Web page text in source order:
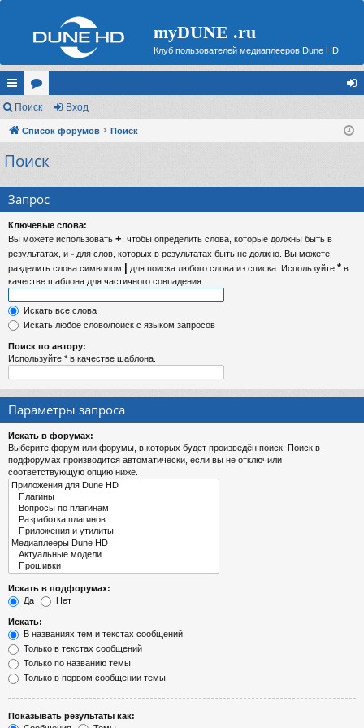
myDUNE .ru
Клуб пользователей медиаплееров Dune HD
с
ы
лк
ор
ум д
Поиск Вход
Список форумов Поиск
Поиск
Запрос
Ключевые слова:
Вы можете использовать + , чтобы определить слова, которые должны быть в
результатах, и - для слов, которых в результатах быть не должно. Вы можете
разделить слова символом | для поиска любого слова из списка. Используйте * в
качестве шаблона для частичного совпадения.
Искать все слова
Искать любое слово/поиск с языком запросов
Поиск по автору:
Используйте * в качестве шаблона.
Параметры запроса
Искать в форумах:
Выберите форум или форумы, в которых будет произведён поиск. Поиск в
подфорумах производится автоматически, если вы не отключили
соответствующую опцию ниже.
Искать в подфорумах:
Да
Нет
Искать:
В названиях тем и текстах сообщений
Только в текстах сообщений
Только по названию темы
Только в первом сообщении темы
Показывать результаты как: